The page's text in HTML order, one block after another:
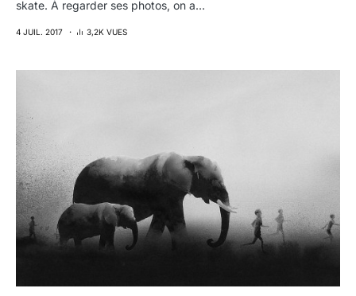
skate. À regarder ses photos, on a…
4 JUIL. 2017 3,2K VUES